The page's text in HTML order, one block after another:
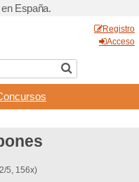
cupones